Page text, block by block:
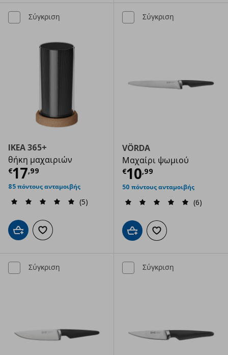
Σύγκριση
IKEA 365+
θήκη μαχαιριών
€17,99
Τρέχουσα τιμή € 17,99
85 πόντους ανταμοιβής
(5)
Προσθήκη στο καλάθι
Προσθήκη στα αγαπημένα
Σύγκριση
VÖRDA
Μαχαίρι ψωμιού
€10,99
Τρέχουσα
50 πόντους ανταμοιβής
(6)
Προσθήκη στο καλάθι
Προσθήκη στα
Σύγκριση Σύγκριση